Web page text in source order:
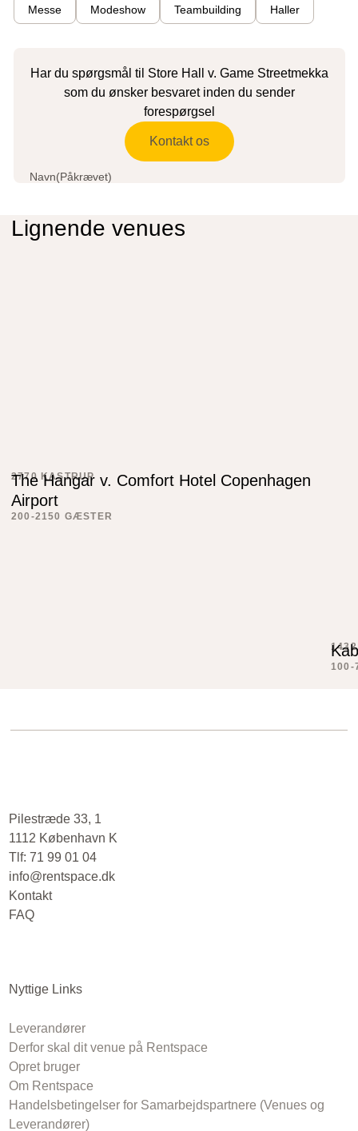
Messe Modeshow Teambuilding Haller
Har du spørgsmål til Store Hall v. Game Streetmekka
som du ønsker besvaret inden du sender
forespørgsel
Kontakt os
Navn(Påkrævet)
E-mail(Påkrævet)
Phone
Dette felt er til validering og bør ikke ændres.
Lignende venues
2770 KASTRUP
The Hangar v. Comfort Hotel Copenhagen
Airport
200-2150 GÆSTER
100-
Pilestræde 33, 1
1112 København K
Tlf: 71 99 01 04
info@rentspace.dk
Kontakt
FAQ
Nyttige Links
Leverandører
Derfor skal dit venue på Rentspace
Opret bruger
Om Rentspace
Handelsbetingelser for Samarbejdspartnere (Venues og
Leverandører)